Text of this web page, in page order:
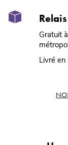
Gratuit
Livré